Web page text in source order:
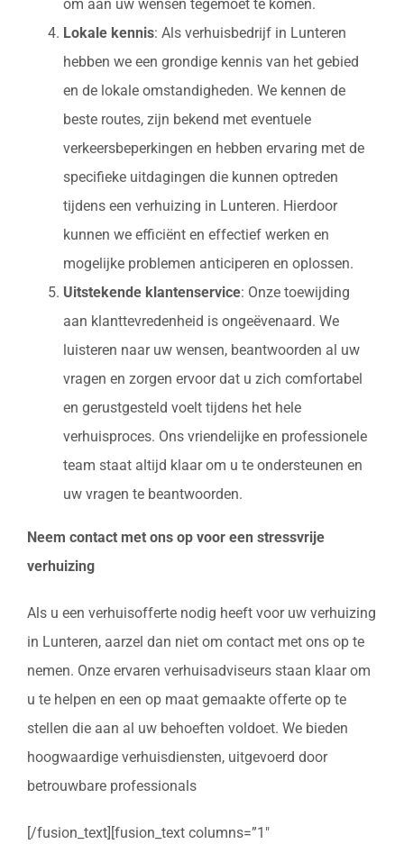
om aan uw wensen tegemoet te komen.
Lokale kennis: Als verhuisbedrijf in Lunteren
hebben we een grondige kennis van het gebied
en de lokale omstandigheden. We kennen de
beste routes, zijn bekend met eventuele
verkeersbeperkingen en hebben ervaring met de
specifieke uitdagingen die kunnen optreden
tijdens een verhuizing in Lunteren. Hierdoor
kunnen we efficiënt en effectief werken en
mogelijke problemen anticiperen en oplossen.
Uitstekende klantenservice: Onze toewijding
aan klanttevredenheid is ongeëvenaard. We
luisteren naar uw wensen, beantwoorden al uw
vragen en zorgen ervoor dat u zich comfortabel
en gerustgesteld voelt tijdens het hele
verhuisproces. Ons vriendelijke en professionele
team staat altijd klaar om u te ondersteunen en
uw vragen te beantwoorden.
Neem contact met ons op voor een stressvrije
verhuizing
Als u een verhuisofferte nodig heeft voor uw verhuizing
in Lunteren, aarzel dan niet om contact met ons op te
nemen. Onze ervaren verhuisadviseurs staan klaar om
u te helpen en een op maat gemaakte offerte op te
stellen die aan al uw behoeften voldoet. We bieden
hoogwaardige verhuisdiensten, uitgevoerd door
betrouwbare professionals
[/fusion_text][fusion_text columns=”1″